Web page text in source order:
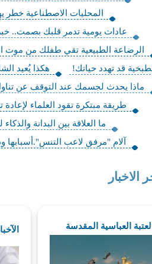
المحليات الاصطناعية خطر
عادات يومية تدمر قلبك بصمت..
الرضاعة الطبيعية تقي طفلك من موت المهد
قد تهدد حياتك!
هكذا يُعيد
ماذا يحدث لجسمك عند التوقف عن
طريقة مبتكرة تقود العلماء
ما العلاقة بين البدانة
آلام "مرفق لاعب التنس".أسبابها
الاخبار
العباسية المقدسة